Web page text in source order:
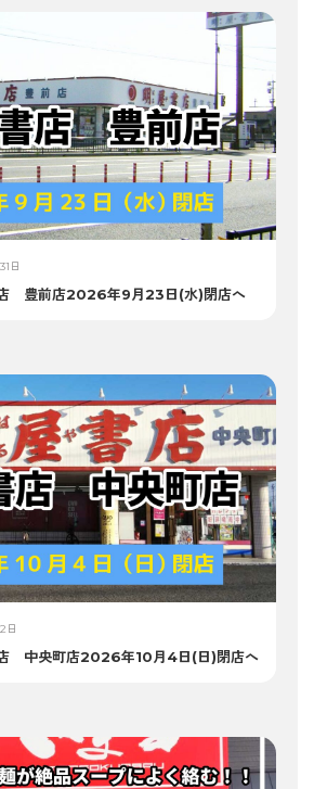
日
店 豊前店2026年9月23日(水)閉店へ
日
店 中央町店2026年10月4日(日)閉店へ